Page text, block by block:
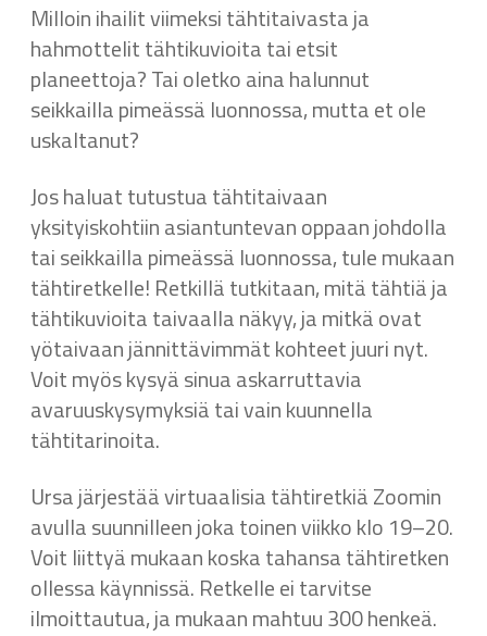
Milloin ihailit viimeksi tähtitaivasta ja
hahmottelit tähtikuvioita tai etsit
planeettoja? Tai oletko aina halunnut
seikkailla pimeässä luonnossa, mutta et ole
uskaltanut?
Jos haluat tutustua tähtitaivaan
yksityiskohtiin asiantuntevan oppaan johdolla
tai seikkailla pimeässä luonnossa, tule mukaan
tähtiretkelle! Retkillä tutkitaan, mitä tähtiä ja
tähtikuvioita taivaalla näkyy, ja mitkä ovat
yötaivaan jännittävimmät kohteet juuri nyt.
Voit myös kysyä sinua askarruttavia
avaruuskysymyksiä tai vain kuunnella
tähtitarinoita.
Ursa järjestää virtuaalisia tähtiretkiä Zoomin
avulla suunnilleen joka toinen viikko klo 19–20.
Voit liittyä mukaan koska tahansa tähtiretken
ollessa käynnissä. Retkelle ei tarvitse
ilmoittautua, ja mukaan mahtuu 300 henkeä.